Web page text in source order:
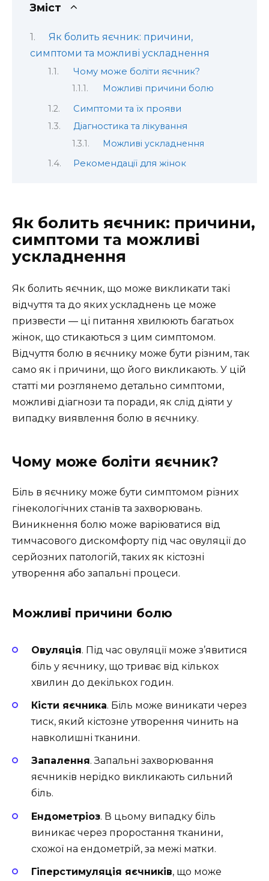
Зміст
Як болить яєчник: причини,
симптоми та можливі ускладнення
Чому може боліти яєчник?
Можливі причини болю
Симптоми та їх прояви
Діагностика та лікування
Можливі ускладнення
Рекомендації для жінок
Як болить яєчник: причини,
симптоми та можливі
ускладнення
Як болить яєчник, що може викликати такі
відчуття та до яких ускладнень це може
призвести — ці питання хвилюють багатьох
жінок, що стикаються з цим симптомом.
Відчуття болю в яєчнику може бути різним, так
само як і причини, що його викликають. У цій
статті ми розглянемо детально симптоми,
можливі діагнози та поради, як слід діяти у
випадку виявлення болю в яєчнику.
Чому може боліти яєчник?
Біль в яєчнику може бути симптомом різних
гінекологічних станів та захворювань.
Виникнення болю може варіюватися від
тимчасового дискомфорту під час овуляції до
серйозних патологій, таких як кістозні
утворення або запальні процеси.
Можливі причини болю
Овуляція. Під час овуляції може з’явитися
біль у яєчнику, що триває від кількох
хвилин до декількох годин.
Кісти яєчника. Біль може виникати через
тиск, який кістозне утворення чинить на
навколишні тканини.
Запалення. Запальні захворювання
яєчників нерідко викликають сильний
біль.
Ендометріоз. В цьому випадку біль
виникає через проростання тканини,
схожої на ендометрій, за межі матки.
Гіперстимуляція яєчників, що може